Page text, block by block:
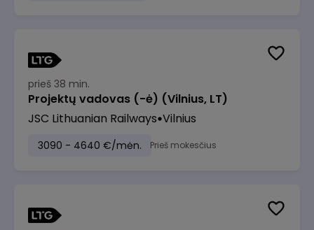
prieš 38 min.
Projektų vadovas (-ė) (Vilnius, LT)
JSC Lithuanian Railways Vilnius
3090 - 4640 €/mėn. Prieš mokesčius